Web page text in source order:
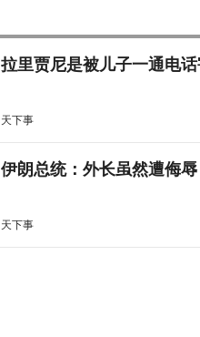
拉里贾尼是被儿子一通电
天下事
伊朗总统：外长虽然遭侮
天下事